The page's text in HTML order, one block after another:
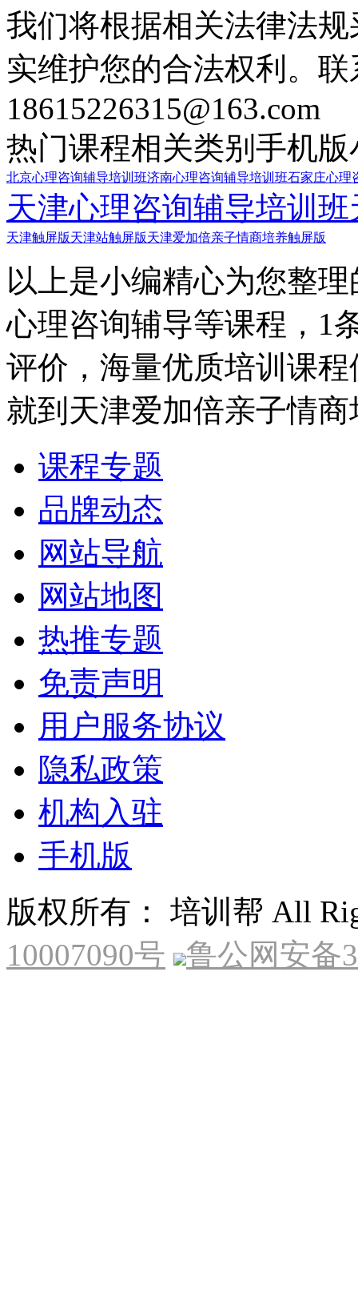
我们将根据相关法律法
实维护您的合法权利。
18615226315@163.com
热门课程相关类别 手机版
北京心理咨询辅导培训班济南心理咨询辅导培训班石家庄心理
天津心理咨询辅导培训班
天津触屏版天津站触屏版天津爱加倍亲子情商培养触屏版
以上是小编精心为您整
心理咨询辅导等课程，1
评价，海量优质培训课
就到天津爱加倍亲子情商
课程专题
品牌动态
网站导航
网站地图
热推专题
免责声明
用户服务协议
隐私政策
机构入驻
手机版
版权所有： 培训帮 All
10007090号
鲁公网安备